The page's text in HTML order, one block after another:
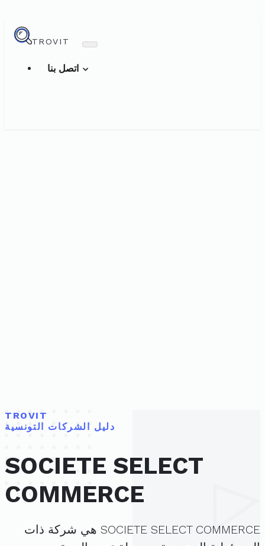
TROVIT
TROVIT
دليل الشركات التونسية
SOCIETE SELECT
COMMERCE
SOCIETE SELECT COMMERCE هي شركة ذات